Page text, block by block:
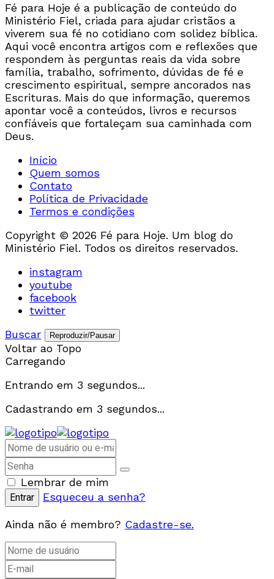
Fé para Hoje é a publicação de conteúdo do
Ministério Fiel, criada para ajudar cristãos a
viverem sua fé no cotidiano com solidez bíblica.
Aqui você encontra artigos com e reflexões que
respondem às perguntas reais da vida sobre
família, trabalho, sofrimento, dúvidas de fé e
crescimento espiritual, sempre ancorados nas
Escrituras. Mais do que informação, queremos
apontar você a conteúdos, livros e recursos
confiáveis que fortaleçam sua caminhada com
Deus.
Início
Quem somos
Contato
Política de Privacidade
Termos e condições
Copyright © 2026 Fé para Hoje. Um blog do
Ministério Fiel. Todos os direitos reservados.
instagram
youtube
facebook
twitter
Buscar
Reproduzir/Pausar
Voltar ao Topo
Carregando
Entrando em 3 segundos...
Cadastrando em 3 segundos...
Lembrar de mim
Esqueceu a senha?
Ainda não é membro? Cadastre-se.